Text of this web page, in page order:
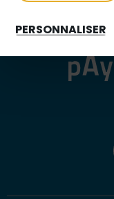
PERSONNALISER
Samedi